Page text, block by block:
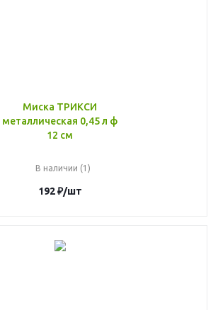
Миска ТРИКСИ
металлическая 0,45 л ф
12 см
В наличии (1)
192₽/шт